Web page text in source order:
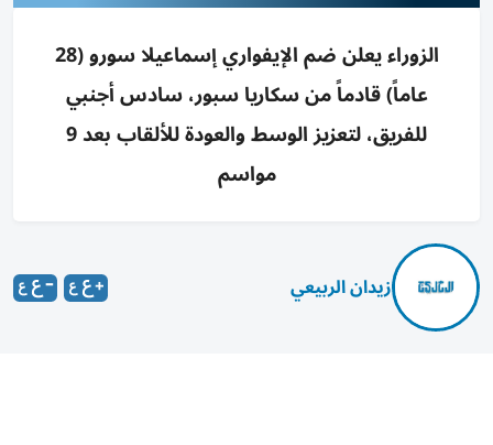
الزوراء يعلن ضم الإيفواري إسماعيلا سورو (28
عاماً) قادماً من سكاريا سبور، سادس أجنبي
للفريق، لتعزيز الوسط والعودة للألقاب بعد 9
مواسم
زيدان الربيعي